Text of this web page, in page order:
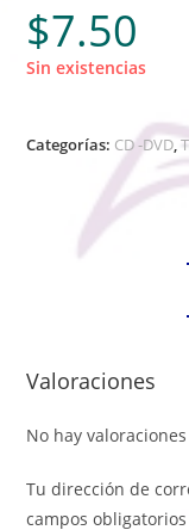
$7.50
Sin existencias
Categorías: CD -DVD,
Valoraciones
No hay
Tu dirección de
campos